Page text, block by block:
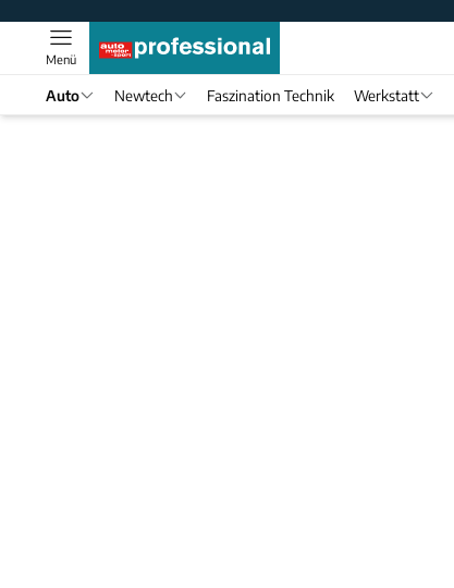
Menü
Auto Newtech Faszination Technik Werkstatt